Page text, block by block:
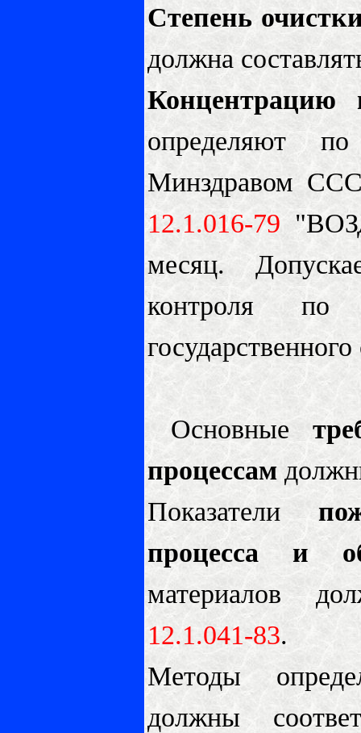
Степень
должна
Концентрацию
определяют
Минздравом
12.1.016-79
месяц.
контроля по
Основные
процессам
Показатели
процесса и
материалов
12.1.041-83.
Методы
должны